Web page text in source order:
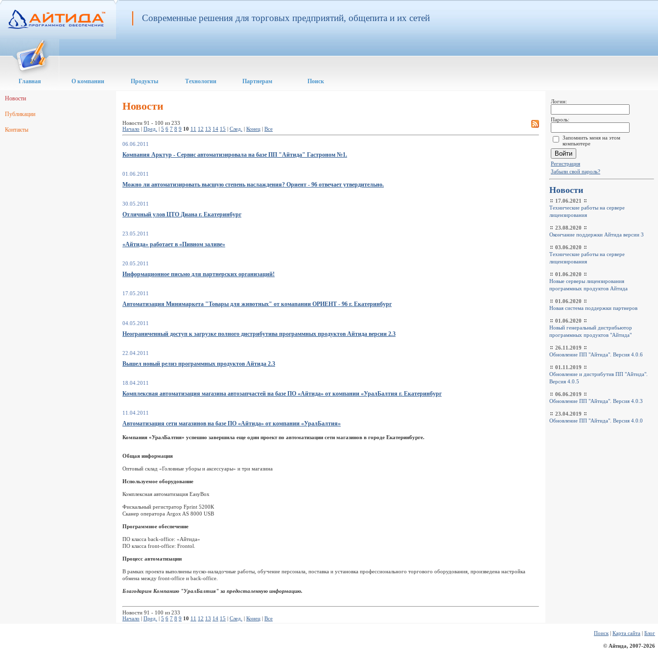
Современные решения для торговых предприятий, общепита и их сетей
Главная О компании Продукты Технологии Партнерам Поиск
Новости
Публикации
Контакты
Новости
Новости 91 - 100 из 233
Начало | Пред. | 5 6 7 8 9 10 11 12 13 14 15 | След. | Конец | Все
06.06.2011
Компания Арктур - Сервис автоматизировала на базе ПП "Айтида" Гастроном №1.
01.06.2011
Можно ли автоматизировать высшую степень наслаждения? Ориент - 96 отвечает утвердительно.
30.05.2011
Отличный улов ЦТО Диана г. Екатеринбург
23.05.2011
«Айтида» работает в «Пивном заливе»
20.05.2011
Информационное письмо для партнерских организаций!
17.05.2011
Автоматизация Минимаркета "Товары для животных" от комапании ОРИЕНТ - 96 г. Екатеринбург
04.05.2011
Неограниченный доступ к загрузке полного дистрибутива программных продуктов Айтида версии 2.3
22.04.2011
Вышел новый релиз программных продуктов Айтида 2.3
18.04.2011
Комплексная автоматизация магазина автозапчастей на базе ПО «Айтида» от компании «УралБалтия г. Екатеринбург
11.04.2011
Автоматизация сети магазинов на базе ПО «Айтида» от компании «УралБалтия»
Компания «УралБалтия» успешно завершила еще один проект по автоматизации сети магазинов в городе Екатеринбурге.
Общая информация
Оптовый склад «Головные уборы и аксессуары» и три магазина
Используемое оборудование
Комплексная автоматизация EasyBox
Фискальный регистратор Fprint 5200К
Сканер оператора Argox AS 8000 USB
Программное обеспечение
ПО класса back-office: «Айтида»
ПО класса front-office: Frontol.
Процесс автоматизации
В рамках проекта выполнены пуско-наладочные работы, обучение персонала, поставка и установка профессионального торгового оборудования, произведена настройка
обмена между front-office и back-office.
Благодарим Компанию "УралБалтия" за предосталенную информацию.
Новости 91 - 100 из 233
Начало | Пред. | 5 6 7 8 9 10 11 12 13 14 15 | След. | Конец | Все
Логин:
Пароль:
Запомнить меня на этом
компьютере
Регистрация
Забыли свой пароль?
Новости
17.06.2021
Технические работы на сервере
лицензирования
23.08.2020
Окончание поддержки Айтида версии 3
03.06.2020
Технические работы на сервере
лицензирования
01.06.2020
Новые серверы лицензирования
программных продуктов Айтида
01.06.2020
Новая система поддержки партнеров
01.06.2020
Новый генеральный дистрибьютор
программных продуктов "Айтида"
26.11.2019
Обновление ПП "Айтида". Версия 4.0.6
01.11.2019
Обновление и дистрибутив ПП "Айтида".
Версия 4.0.5
06.06.2019
Обновление ПП "Айтида". Версия 4.0.3
23.04.2019
Обновление ПП "Айтида". Версия 4.0.0
Поиск | Карта сайта | Блог
© Айтида, 2007-2026